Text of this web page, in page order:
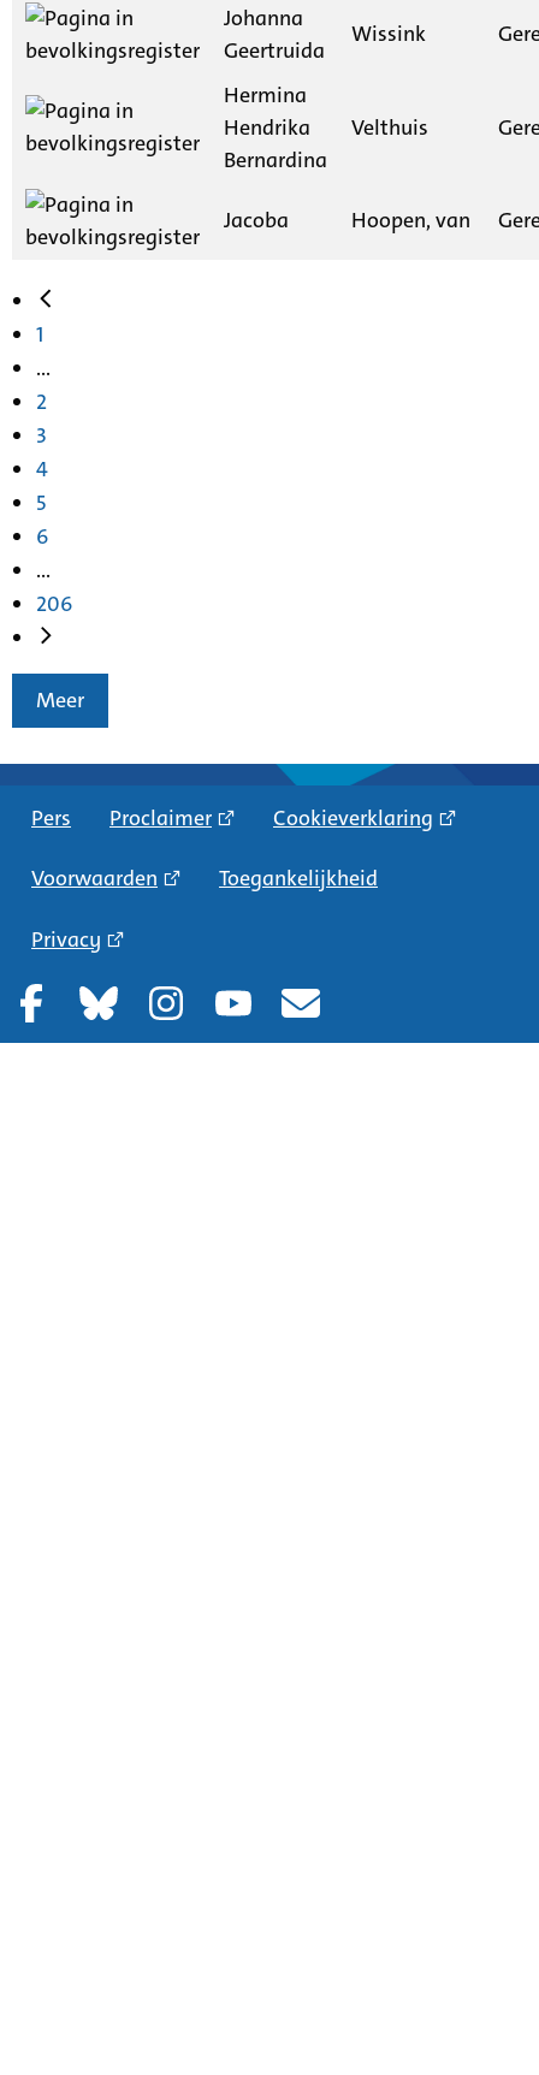
Johanna
Geertruida
Wissink
Hermina
Hendrika
Bernardina
Velthuis
Jacoba Hoopen, van
1
...
2
3
4
5
6
...
206
Meer
Pers Proclaimer Cookieverklaring
Voorwaarden Toegankelijkheid
Privacy